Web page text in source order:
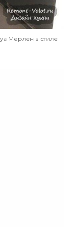
Мерлен в стиле